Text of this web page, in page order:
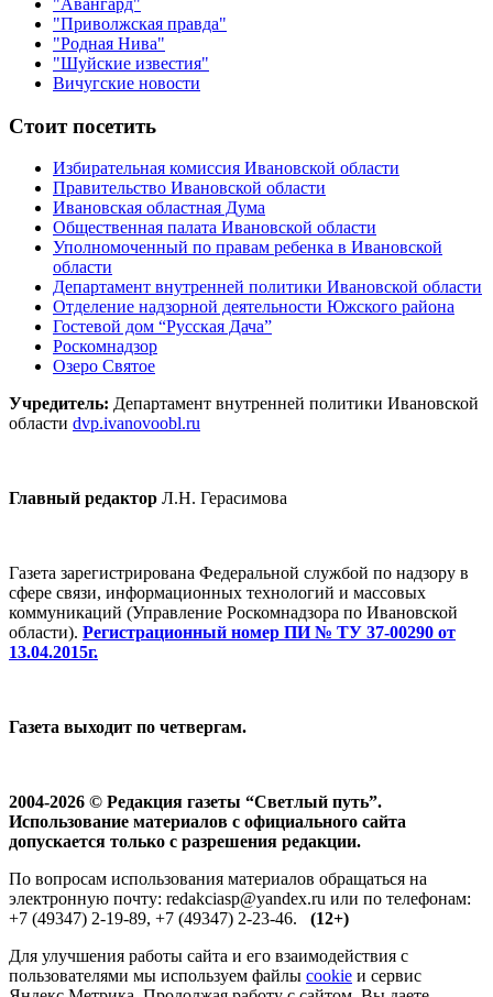
"Авангард"
"Приволжская правда"
"Родная Нива"
"Шуйские известия"
Вичугские новости
Стоит посетить
Избирательная комиссия Ивановской области
Правительство Ивановской области
Ивановская областная Дума
Общественная палата Ивановской области
Уполномоченный по правам ребенка в Ивановской
области
Департамент внутренней политики Ивановской области
Отделение надзорной деятельности Южского района
Гостевой дом “Русская Дача”
Роскомнадзор
Озеро Святое
Учредитель: Департамент внутренней политики Ивановской
области dvp.ivanovoobl.ru
Главный редактор Л.Н. Герасимова
Газета зарегистрирована Федеральной службой по надзору в
сфере связи, информационных технологий и массовых
коммуникаций (Управление Роскомнадзора по Ивановской
области). Регистрационный номер ПИ № ТУ 37-00290 от
13.04.2015г.
Газета выходит по четвергам.
2004-2026 © Редакция газеты “Светлый путь”.
Использование материалов с официального сайта
допускается только с разрешения редакции.
По вопросам использования материалов обращаться на
электронную почту: redakciasp@yandex.ru или по телефонам:
+7 (49347) 2-19-89, +7 (49347) 2-23-46. (12+)
Для улучшения работы сайта и его взаимодействия с
пользователями мы используем файлы cookie и сервис